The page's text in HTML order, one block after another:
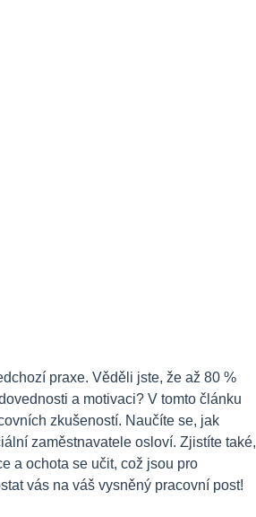
praxe. Věděli jste, že až 80 %
a motivaci? V tomto článku
zkušeností. Naučíte se, jak
zaměstnavatele osloví. Zjistíte také,
a ochota se učit, což jsou pro
vás na váš vysněný pracovní post!